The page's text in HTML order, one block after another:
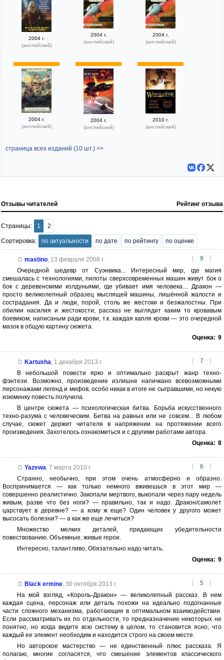
2004 г.
(английский)
2004 г.
(английский)
2004 г.
(английский)
2004 г.
(английский)
2004 г.
(английский)
2010 г.
(английский)
страница всех изданий (10 шт.) >>
Отзывы читателей Рейтинг отзыва
Страницы: 1 2
Сортировка: по актуальности по дате по рейтингу по оценке
[ 9 ]
mastino, 13 февраля 2008 г.
Очередной шедевр от Суэнвика... Интересный мир, где магия
смешалась с технологиями, пилоты сверхсовременных машин живут бок о
бок с деревенскими колдуньями, где убивает имя человека.... Дракон —
просто великолепный образец мыслящей машины, лишённой жалости и
сострадания. Да и люди, порой, столь же жестоки и безжалостны. При
обилии насилия и жестокости, рассказ не выглядит каким то кровавым
боевиком, написаным ради крови, т.к. каждая капля крови — это очередной
мазок в общую картину сюжета.
Оценка: 9
[ 7 ]
Kartusha, 1 декабря 2013 г.
В небольшой повести ярко и оптимально раскрыт жанр техно-
фэнтези. Возможно, произведение излишне напичкано всевозможными
персонажами легенд и мифов, особо никак в итоге не сыгравшими, но некую
изюминку повесть получила.
В центре сюжета — психологическая битва. Борьба искусственного
техно-разума с человеческим. Битва на равных или не совсем... В любом
случае, сюжет держит читателя в напряжении на протяжении всего
произведения. Захотелось ознакомиться и с другими работами автора.
Оценка: 8
[ 6 ]
Yazewa, 7 марта 2010 г.
Странно, необычно, при этом очень атмосферно и образно.
Воспринимается — как только немного вживешься в этот мир —
совершенно реалистично. Закопали мертвого, выкопали через пару недель
живым, разве что без ноги? — правильно, так и надо. Дракон/самолет
царствует в деревне? — а кому ж еще? Один человек у другого может
высосать болезни? — а как же еще лечиться?
Множество мелких деталей, придающих убедительности
повествованию. Объемные, живые герои.
Интересно, талантливо. Обязательно надо читать.
Оценка: 9
[ 5 ]
Black ermine, 30 октября 2013 г.
На мой взгляд, «Король-Дракон» — великолепный рассказ. В нем
каждая сцена, персонаж или деталь похожи на идеально подогнанные
части сложного механизма, работающие в оптимальном взаимодействии.
Если рассматривать их по отдельности, то предназначение некоторых не
понятно, но когда видите всю систему в целом, то становится ясно, что
каждый ее элемент необходим и находится строго на своем месте.
Но авторское мастерство — не единственный плюс рассказа. Я
полагаю, многие согласятся, что смешение элементов классического